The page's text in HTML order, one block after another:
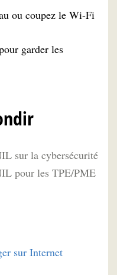
ou coupez le Wi-Fi
garder les
sur la cybersécurité
pour les TPE/PME
sur Internet